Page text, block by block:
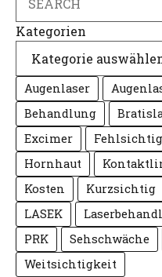
Kategorien
Augenlaser
Behandlung
Excimer
Hornhaut
Kosten
Kurzsichtig
LASEK
PRK
Sehschwäche
Weitsichtigkeit